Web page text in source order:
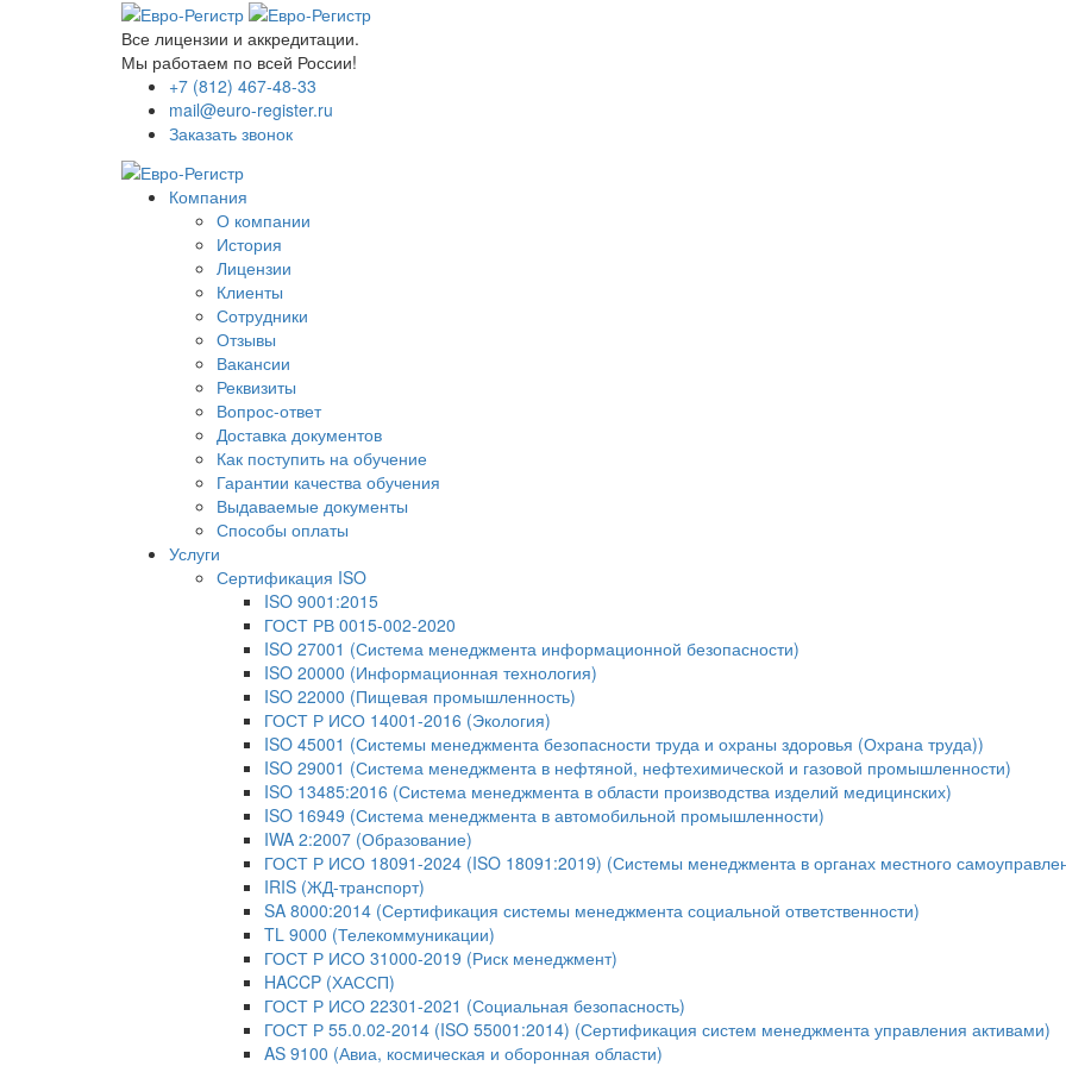
Все лицензии и аккредитации.
Мы работаем по всей России!
+7 (812) 467-48-33
mail@euro-register.ru
Заказать звонок
Компания
О компании
История
Лицензии
Клиенты
Сотрудники
Отзывы
Вакансии
Реквизиты
Вопрос-ответ
Доставка документов
Как поступить на обучение
Гарантии качества обучения
Выдаваемые документы
Способы оплаты
Услуги
Сертификация ISO
ISO 9001:2015
ГОСТ РВ 0015-002-2020
ISO 27001 (Система менеджмента информационной безопасности)
ISO 20000 (Информационная технология)
ISO 22000 (Пищевая промышленность)
ГОСТ Р ИСО 14001-2016 (Экология)
ISO 45001 (Системы менеджмента безопасности труда и охраны здоровья (Охрана труда))
ISO 29001 (Система менеджмента в нефтяной, нефтехимической и газовой промышленности)
ISO 13485:2016 (Система менеджмента в области производства изделий медицинских)
ISO 16949 (Система менеджмента в автомобильной промышленности)
IWA 2:2007 (Образование)
ГОСТ Р ИСО 18091-2024 (ISO 18091:2019) (Системы менеджмента в органах местного
IRIS (ЖД-транспорт)
SA 8000:2014 (Сертификация системы менеджмента социальной ответственности)
TL 9000 (Телекоммуникации)
ГОСТ Р ИСО 31000-2019 (Риск менеджмент)
HACCP (ХАССП)
ГОСТ Р ИСО 22301-2021 (Социальная безопасность)
ГОСТ Р 55.0.02-2014 (ISO 55001:2014) (Сертификация систем менеджмента управления активами)
AS 9100 (Авиа, космическая и оборонная области)